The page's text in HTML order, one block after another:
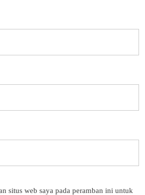
situs web saya pada peramban ini untuk